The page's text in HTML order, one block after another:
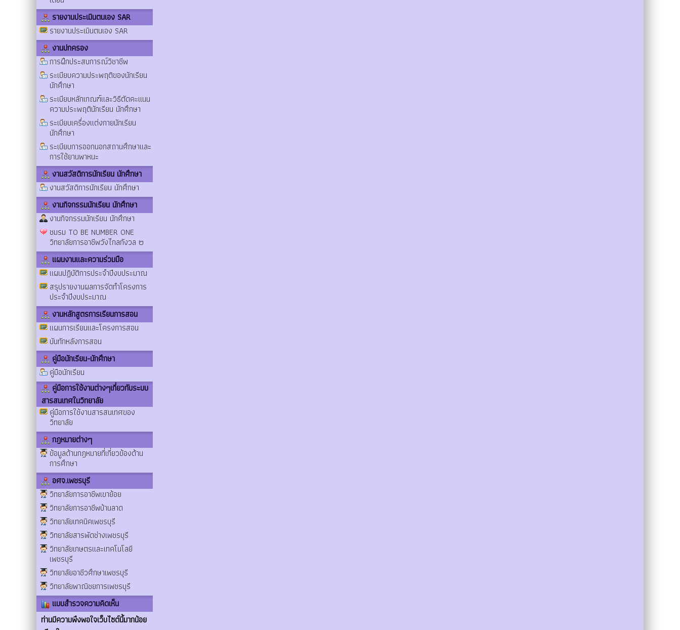
รายงานประเมินตนเอง SAR
รายงานประเมินตนเอง SAR
งานปกครอง
การฝึกประสบการณ์วิชาชีพ
ระเบียบความประพฤติของนักเรียน
นักศึกษา
ระเบียบหลักเกณฑ์และวิธีตัดคะแนน
ความประพฤตินักเรียน นักศึกษา
ระเบียบเครื่องแต่งกายนักเรียน
นักศึกษา
ระเบียบการออกนอกสถานศึกษาและ
การใช้ยานพาหนะ
งานสวัสดิการนักเรียน นักศึกษา
งานสวัสดิการนักเรียน นักศึกษา
งานกิจกรรมนักเรียน นักศึกษา
งานกิจกรรมนักเรียน นักศึกษา
ชมรม TO BE NUMBER ONE
วิทยาลัยการอาชีพวังไกลกังวล ๒
แผนงานและความร่วมมือ
แผนปฏิบัติการประจำปีงบประมาณ
สรุปรายงานผลการจัดทำโครงการ
ประจำปีงบประมาณ
งานหลักสูตรการเรียนการสอน
แผนการเรียนและโครงการสอน
บันทักหลังการสอน
คู่มือนักเรียน-นักศึกษา
คู่มือนักเรียน
คู่มือการใช้งานต่างๆเกี่ยวกับระบบ
สารสนเทศในวิทยาลัย
คู่มือการใช้งานสารสนเทศของ
วิทยาลัย
กฎหมายต่างๆ
ข้อมูลด้านกฎหมายที่เกี่ยวข้องด้าน
การศึกษา
อศจ.เพชรบุรี
วิทยาลัยการอาชีพเขาย้อย
วิทยาลัยการอาชีพบ้านลาด
วิทยาลัยเทคนิคเพชรบุรี
วิทยาลัยสารพัดช่างเพชรบุรี
วิทยาลัยเกษตรและเทคโนโลยี
เพชรบุรี
วิทยาลัยอาชีวศึกษาเพชรบุรี
วิทยาลัยพาณิชยการเพชรบุรี
แบบสำรวจความคิดเห็น
ท่านมีความพึงพอใจเว็บไซต์นี้มากน้อย